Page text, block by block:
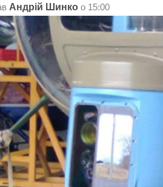
Андрій Шинко о 15:00